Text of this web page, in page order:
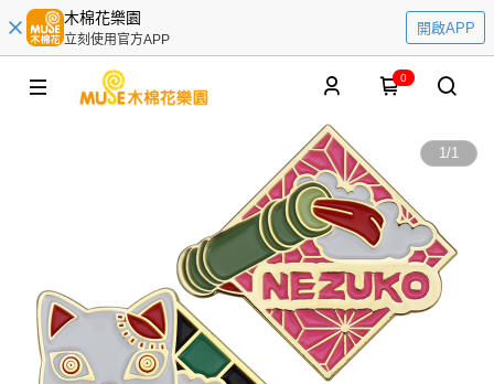
木棉花樂園
立刻使用官方APP
開啟APP
0
1/1